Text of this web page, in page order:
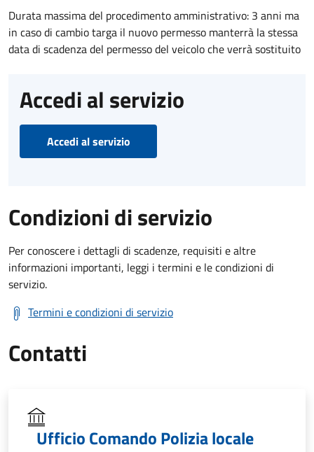
Durata massima del procedimento amministrativo: 3 anni ma
in caso di cambio targa il nuovo permesso manterrà la stessa
data di scadenza del permesso del veicolo che verrà sostituito
Accedi al servizio
Accedi al servizio
Condizioni di servizio
Per conoscere i dettagli di scadenze, requisiti e altre
informazioni importanti, leggi i termini e le condizioni di
servizio.
Termini e condizioni di servizio
Contatti
Ufficio Comando Polizia locale